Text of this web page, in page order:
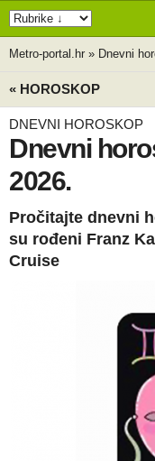
Metro-portal.hr » Dnevni
« HOROSKOP
DNEVNI HOROSKOP
Dnevni
2026.
Pročitajte dnevni
su rođeni Franz
Cruise